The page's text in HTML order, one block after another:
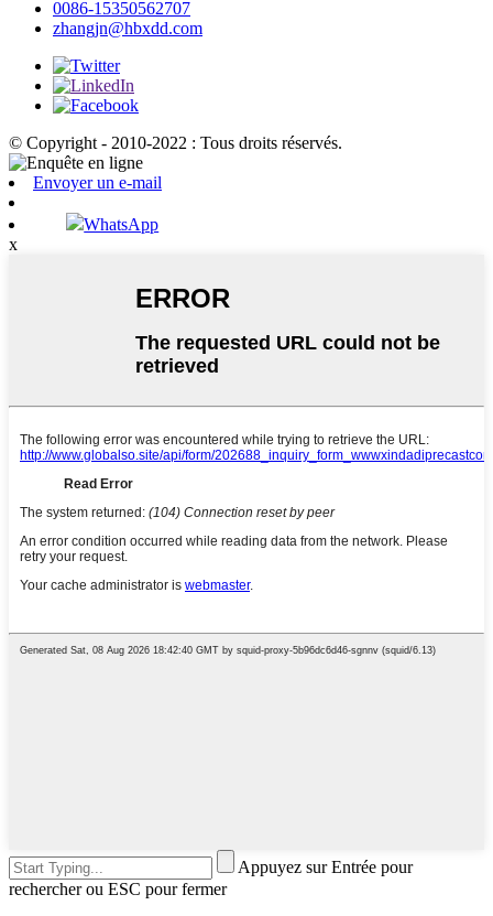
0086-15350562707
zhangjn@hbxdd.com
© Copyright - 2010-2022 : Tous droits réservés.
Envoyer un e-mail
WhatsApp
x
Appuyez sur Entrée pour
rechercher ou ESC pour fermer